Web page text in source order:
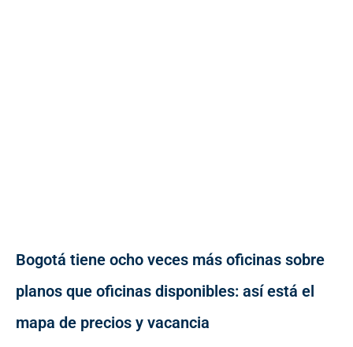
Bogotá tiene ocho veces más oficinas sobre
planos que oficinas disponibles: así está el
mapa de precios y vacancia